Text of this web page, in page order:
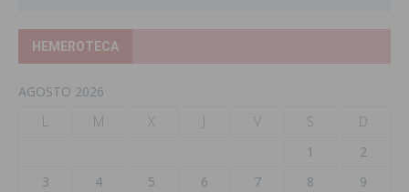
HEMEROTECA
AGOSTO 2026
L
M X J V S
D
1
2
3
4 5 6 7 8
9